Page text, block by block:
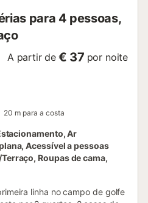
para 4 pessoas,
A partir de € 37 por noite
20 m para a costa
Ar
Acessível a pessoas
Roupas de cama,
linha no campo de golfe